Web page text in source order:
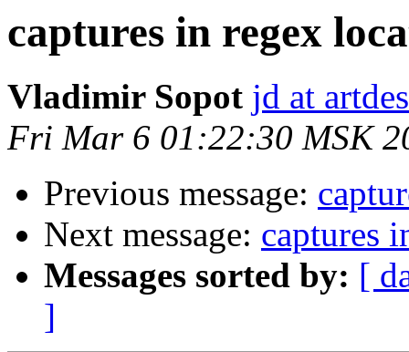
captures in regex
Vladimir Sopot jd at
Fri Mar 6 01:22:30 MSK
Previous message:
Next message: captures
Messages sorted by: [
]